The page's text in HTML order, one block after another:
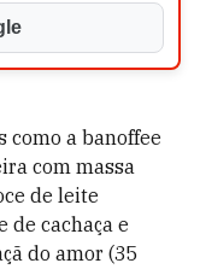
como abanoffee
com massa
de leite
de cachaça e
do amor (35